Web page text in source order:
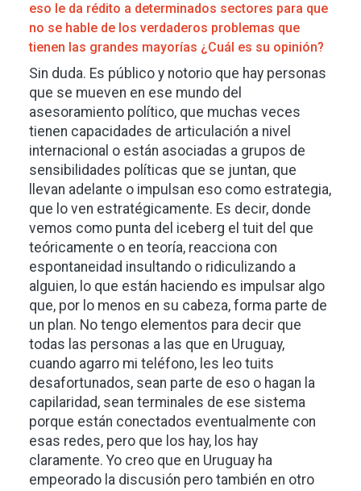
eso le da rédito a determinados sectores para que
no se hable de los verdaderos problemas que
tienen las grandes mayorías ¿Cuál es su opinión?
Sin duda. Es público y notorio que hay personas
que se mueven en ese mundo del
asesoramiento político, que muchas veces
tienen capacidades de articulación a nivel
internacional o están asociadas a grupos de
sensibilidades políticas que se juntan, que
llevan adelante o impulsan eso como estrategia,
que lo ven estratégicamente. Es decir, donde
vemos como punta del iceberg el tuit del que
teóricamente o en teoría, reacciona con
espontaneidad insultando o ridiculizando a
alguien, lo que están haciendo es impulsar algo
que, por lo menos en su cabeza, forma parte de
un plan. No tengo elementos para decir que
todas las personas a las que en Uruguay,
cuando agarro mi teléfono, les leo tuits
desafortunados, sean parte de eso o hagan la
capilaridad, sean terminales de ese sistema
porque están conectados eventualmente con
esas redes, pero que los hay, los hay
claramente. Yo creo que en Uruguay ha
empeorado la discusión pero también en otro